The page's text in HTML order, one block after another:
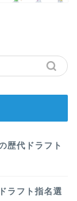
歴代ドラフト
ラフト指名選